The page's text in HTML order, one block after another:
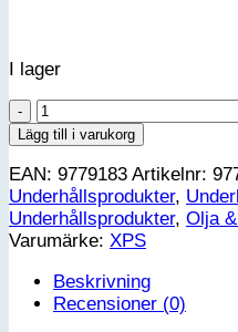
I lager
XPS
Bränslestabilisator
-236ML
mängd
Lägg till i varukorg
EAN: 9779183 Artikelnr:
Underhållsprodukter,
Underhållsprodukter, Olja
Varumärke: XPS
Beskrivning
Recensioner (0)